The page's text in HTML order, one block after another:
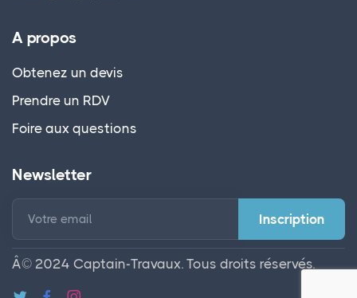
A propos
Obtenez un devis
Prendre un RDV
Foire aux questions
Newsletter
Votre email
Â© 2024 Captain-Travaux. Tous droits réservés.